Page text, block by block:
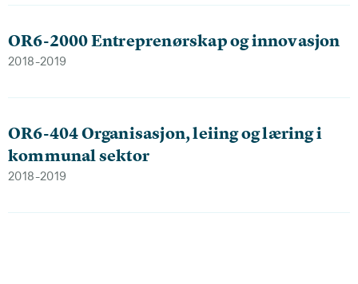
OR6-2000 Entreprenørskap og innovasjon
2018-2019
OR6-404 Organisasjon, leiing og læring i
kommunal sektor
2018-2019